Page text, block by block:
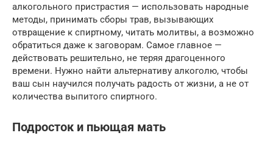
алкогольного пристрастия — использовать народные
методы, принимать сборы трав, вызывающих
отвращение к спиртному, читать молитвы, а возможно
обратиться даже к заговорам. Самое главное —
действовать решительно, не теряя драгоценного
времени. Нужно найти альтернативу алкоголю, чтобы
ваш сын научился получать радость от жизни, а не от
количества выпитого спиртного.
Подросток и пьющая мать